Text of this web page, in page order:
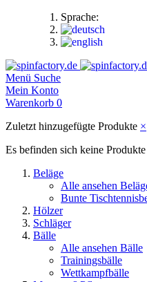
Sprache:
Menü Suche
Mein Konto
Warenkorb 0
Zuletzt hinzugefügte Produkte ×
Es befinden sich keine
Beläge
Alle ansehen
Bunte
Hölzer
Schläger
Bälle
Alle ansehen Bälle
Trainingsbälle
Wettkampfbälle